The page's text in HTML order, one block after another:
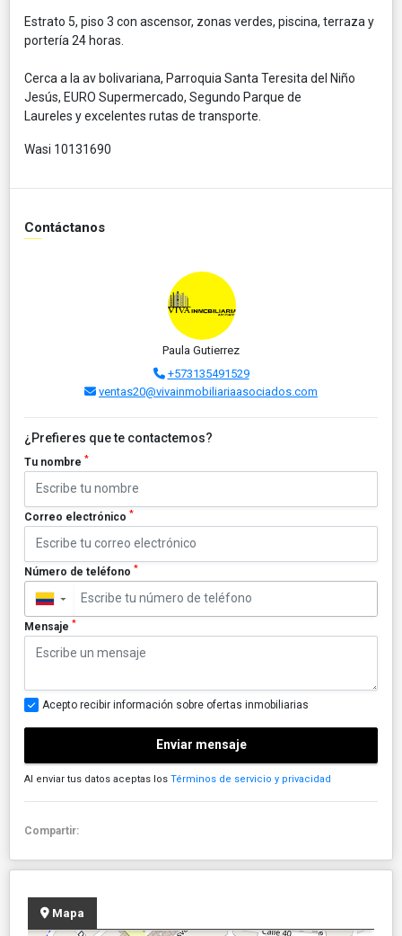
Estrato 5, piso 3 con ascensor, zonas verdes, piscina, terraza y
portería 24 horas.
Cerca a la av bolivariana, Parroquia Santa Teresita del Niño
Jesús, EURO Supermercado, Segundo Parque de
Laureles y excelentes rutas de transporte.
Wasi 10131690
Contáctanos
Paula Gutierrez
+573135491529
ventas20@vivainmobiliariaasociados.com
¿Prefieres que te contactemos?
Tu nombre *
Correo electrónico *
Número de teléfono *
▼
Mensaje *
Acepto recibir información sobre ofertas inmobiliarias
Enviar mensaje
Al enviar tus datos aceptas los Términos de servicio y privacidad
Compartir:
Mapa